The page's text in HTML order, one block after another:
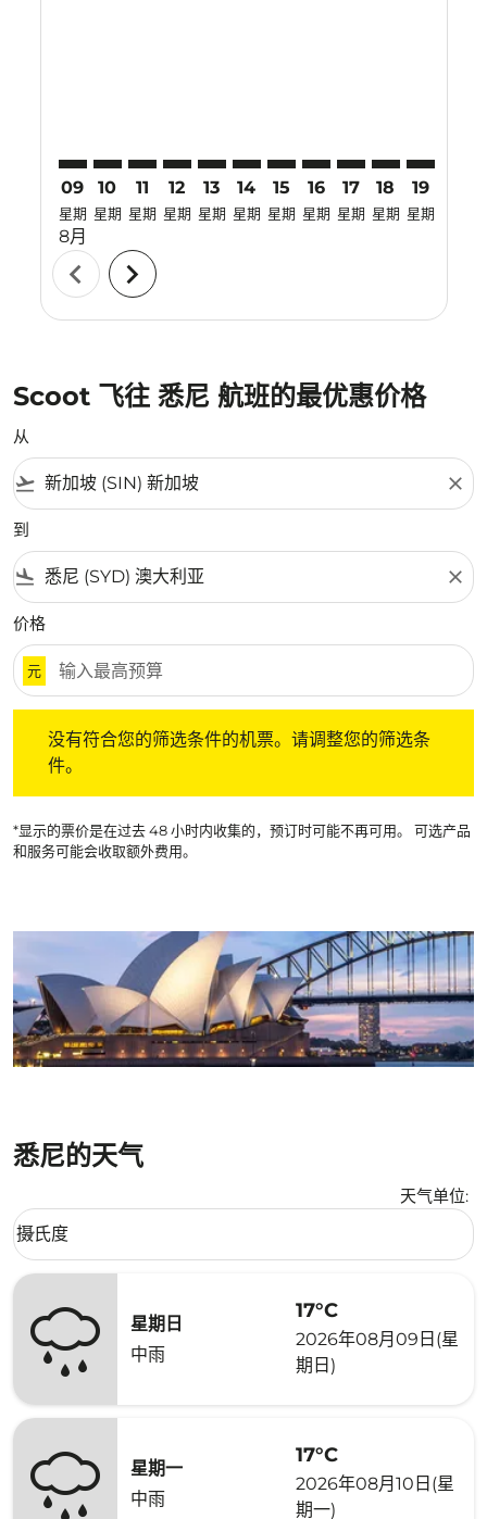
09
星期
8月
10
星期
11
星期
12
星期
13
星期
14
星期
15
星期
16
星期
17
星期
18
星期
19
星期
chevron_left chevron_right
Scoot 飞往 悉尼 航班的最优惠价格
从
flight_takeoff close
到
flight_land close
价格
元
没有符合您的筛选条件的机票。请调整您的筛选条
件。
*显示的票价是在过去 48 小时内收集的，预订时可能不再可用。 可选产品
和服务可能会收取额外费用。
悉尼的天气
天气单位:
Weather unit option 摄氏度 Selected
摄氏度
keyboard_arrow_down
星期日
中雨
17°C
2026年08月09日(星
期日)
星期一
中雨
17°C
2026年08月10日(星
期一)